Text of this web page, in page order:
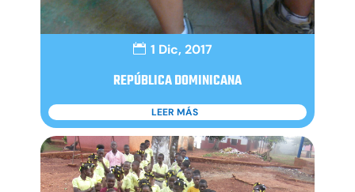
1 Dic, 2017
REPÚBLICA DOMINICANA
LEER MÁS